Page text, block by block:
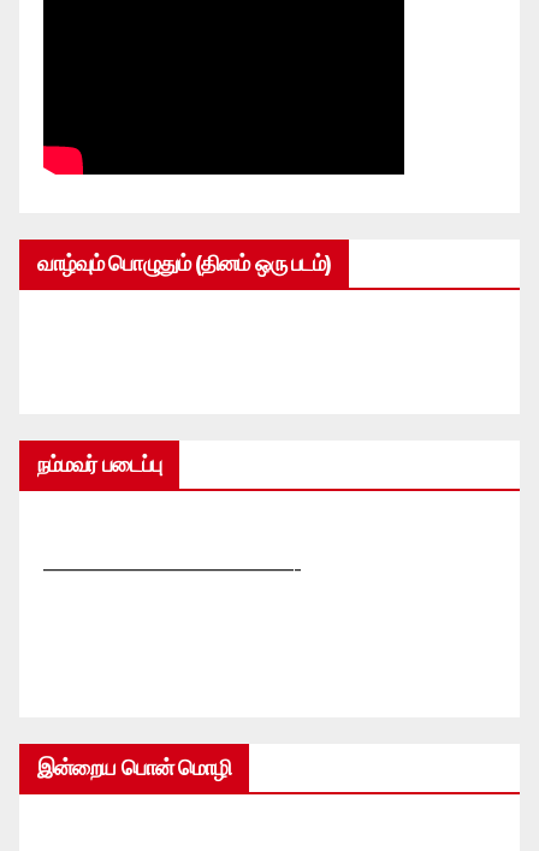
வாழ்வும் பொழுதும் (தினம் ஒரு படம்)
நம்மவர் படைப்பு
—————————————-
இன்றைய பொன் மொழி